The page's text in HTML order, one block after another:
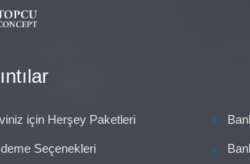
için Herşey Paketleri
Seçenekleri